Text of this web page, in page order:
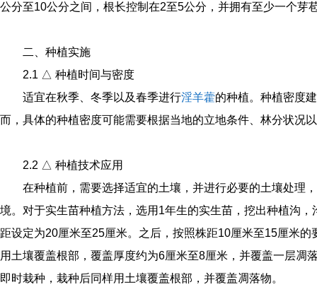
公分至10公分之间，根长控制在2至5公分，并拥有至少一个芽
二、种植实施
2.1 △ 种植时间与密度
适宜在秋季、冬季以及春季进行淫羊藿的种植。种植密度
而，具体的种植密度可能需要根据当地的立地条件、林分状况
2.2 △ 种植技术应用
在种植前，需要选择适宜的土壤，并进行必要的土壤处理
境。对于实生苗种植方法，选用1年生的实生苗，挖出种植沟
距设定为20厘米至25厘米。之后，按照株距10厘米至15厘米
用土壤覆盖根部，覆盖厚度约为6厘米至8厘米，并覆盖一层凋
即时栽种，栽种后同样用土壤覆盖根部，并覆盖凋落物。